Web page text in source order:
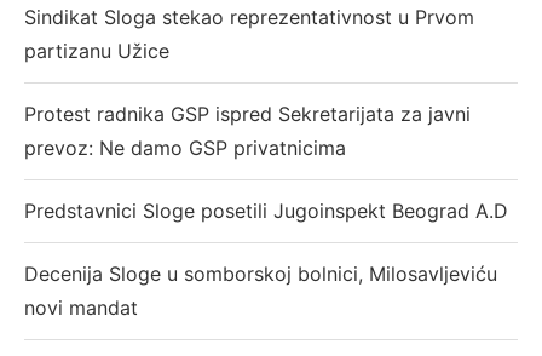
Sindikat Sloga stekao reprezentativnost u Prvom
partizanu Užice
Protest radnika GSP ispred Sekretarijata za javni
prevoz: Ne damo GSP privatnicima
Predstavnici Sloge posetili Jugoinspekt Beograd A.D
Decenija Sloge u somborskoj bolnici, Milosavljeviću
novi mandat